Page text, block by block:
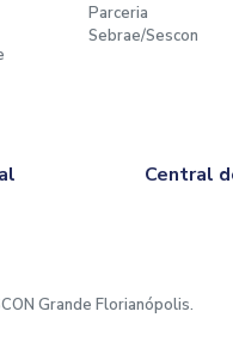
Parceria
Sebrae/Sescon
Central
Grande Florianópolis.